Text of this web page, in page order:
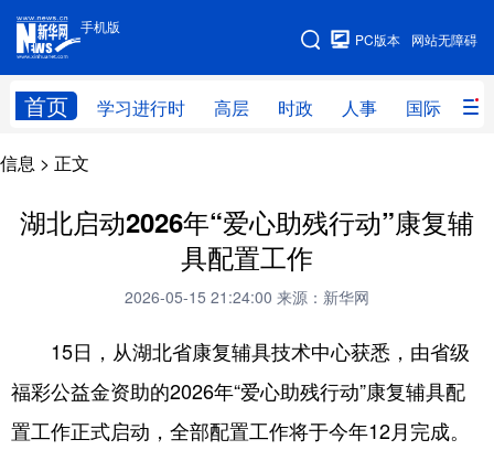
手机版
网站无障碍
PC版本
首页 学习进行时 高层 时政 人事 国际 财
手机版
网站地图
学习进行时
国际 财经 网评 港澳
思客智库 全球连线
科创 量子
文化 书画 健康 军事
访谈 视频 图片 政务
法律 中央文件 金融 汽车
信息 > 正文
湖北启动2026年“爱心助残行动”康复辅
具配置工作
2026-05-15 21:24:00 来源：新华网
15日，从湖北省康复辅具技术中心获悉，由省级
福彩公益金资助的2026年“爱心助残行动”康复辅具配
置工作正式启动，全部配置工作将于今年12月完成。